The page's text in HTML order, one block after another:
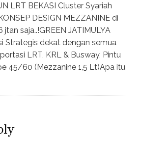
LRT BEKASI Cluster Syariah
DESIGN MEZZANINE di
jtan saja..!GREEN JATIMULYA
Strategis dekat dengan semua
LRT, KRL & Busway, Pintu
45/60 (Mezzanine 1,5 Lt)Apa itu